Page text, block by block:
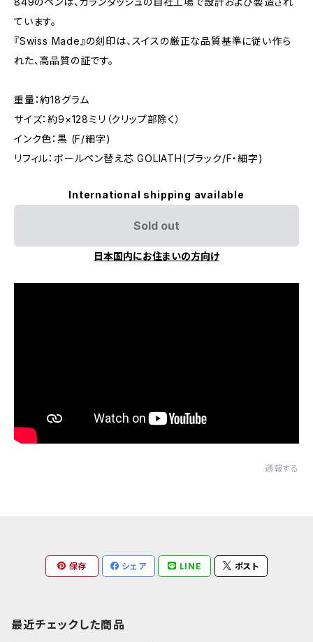
ています。
『Swiss Made』の刻印は、スイスの厳正な品質基準に従い作ら
れた、高品質の証です。
重量：約18グラム
サイズ：約9×128ミリ（クリップ部除く）
インク色：黒 (F/細字)
リフィル：ボールペン替え芯 GOLIATH(ブラック/F・細字)
International shipping available
Sold out
日本国内にお住まいの方向け
通報する
保存 シェア LINE ポスト
最近チェックした商品